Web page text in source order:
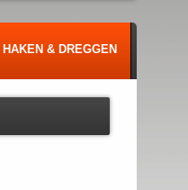
HAKEN & DREGGEN